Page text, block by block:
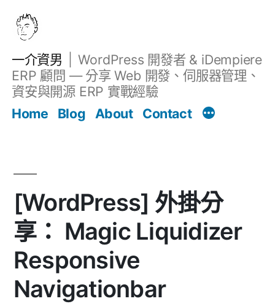
一介資男
WordPress 開發者 & iDempiere
ERP 顧問 — 分享 Web 開發、伺服器管理、
資安與開源 ERP 實戰經驗
Home
Blog About Contact
[WordPress] 外掛分
享： Magic Liquidizer
Responsive
Navigationbar
文章